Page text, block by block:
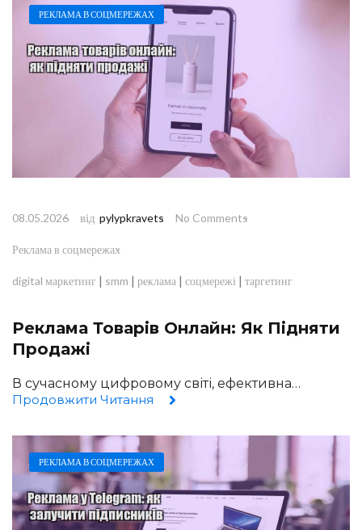
РЕКЛАМА В СОЦМЕРЕЖАХ
08.05.2026 від pylypkravets No Comments
Реклама в соцмережах
digital маркетинг | smm | реклама | соцмережі | таргетинг
Реклама Товарів Онлайн: Як Підняти
Продажі
В сучасному цифровому світі, ефективна…
Продовжити Читання
РЕКЛАМА В СОЦМЕРЕЖАХ